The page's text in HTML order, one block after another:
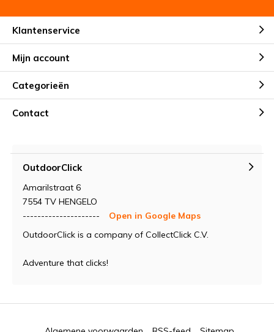
Klantenservice
Mijn account
Categorieën
Contact
OutdoorClick
Amarilstraat 6
7554 TV HENGELO
---------------------
Open in Google Maps
OutdoorClick is a company of CollectClick C.V.
Adventure that clicks!